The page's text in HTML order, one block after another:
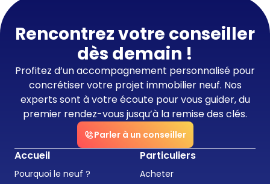
Rencontrez votre conseiller
dès demain !
Profitez d’un accompagnement personnalisé pour
concrétiser votre projet immobilier neuf. Nos
experts sont à votre écoute pour vous guider, du
premier rendez-vous jusqu’à la remise des clés.
Parler à un conseiller
Accueil
Pourquoi le neuf ?
Particuliers
Acheter